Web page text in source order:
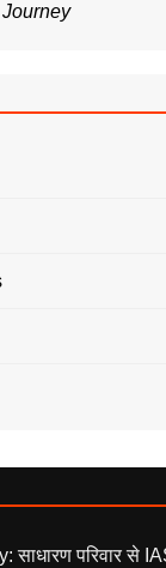
परिवार से